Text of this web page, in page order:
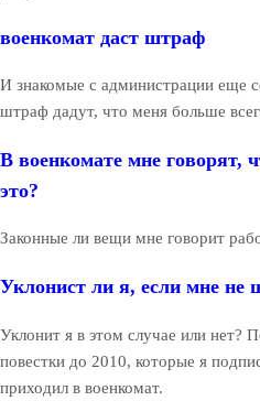
военкомат даст штраф
И знакомые с администрации еще
штраф дадут, что меня больше
В военкомате мне говорят,
это?
Законные ли вещи мне говорит
Уклонист ли я, если мне не
Уклонит я в этом случае или нет?
повестки до 2010, которые я
приходил в военкомат.